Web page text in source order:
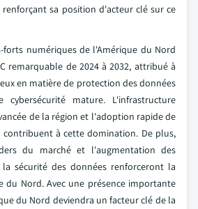
renforçant sa position d'acteur clé sur ce
forts numériques de l'Amérique du Nord
remarquable de 2024 à 2032, attribué à
en matière de protection des données
mature. L'infrastructure
de la région et l'adoption rapide de
à cette domination. De plus,
du marché et l'augmentation des
la sécurité des données renforceront la
du Nord. Avec une présence importante
du Nord deviendra un facteur clé de la